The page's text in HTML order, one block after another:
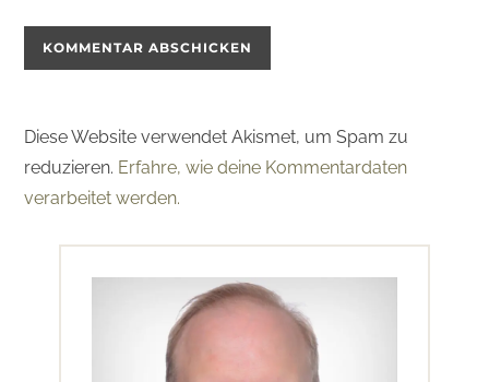
Diese Website verwendet Akismet, um Spam zu
reduzieren. Erfahre, wie deine Kommentardaten
verarbeitet werden.